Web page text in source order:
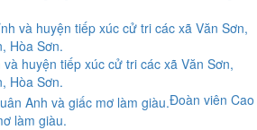
huyện tiếp xúc cử tri các xã Văn Sơn,
Hòa Sơn.
Đoàn viên Cao
làm giàu.